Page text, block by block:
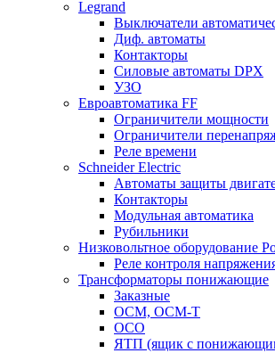
Legrand
Выключатели
Диф. автоматы
Контакторы
Силовые автоматы DPX
УЗО
Евроавтоматика FF
Ограничители мощности
Ограничители
Реле времени
Schneider Electric
Автоматы защиты
Контакторы
Модульная автоматика
Рубильники
Низковольтное оборудование
Реле контроля
Трансформаторы понижающие
Заказные
ОСМ, ОСМ-Т
ОСО
ЯТП (ящик с